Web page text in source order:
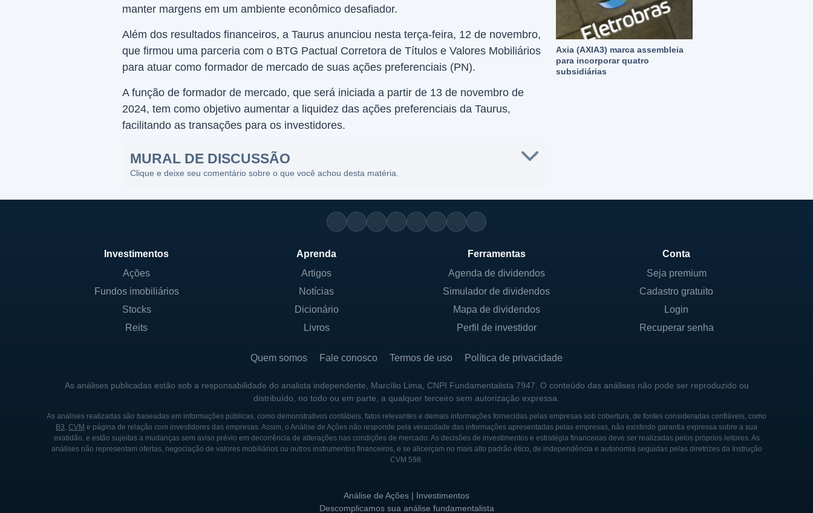
manter margens em um ambiente econômico desafiador.
Além dos resultados financeiros, a Taurus anunciou nesta terça-feira, 12 de novembro,
que firmou uma parceria com o BTG Pactual Corretora de Títulos e Valores Mobiliários
para atuar como formador de mercado de suas ações preferenciais (PN).
A função de formador de mercado, que será iniciada a partir de 13 de novembro de
2024, tem como objetivo aumentar a liquidez das ações preferenciais da Taurus,
facilitando as transações para os investidores.
MURAL DE DISCUSSÃO
Clique e deixe seu comentário sobre o que você achou desta matéria.
Axia (AXIA3) marca assembleia
para incorporar quatro
subsidiárias
Investimentos
Ações
Fundos imobiliários
Stocks
Reits
Aprenda
Artigos
Notícias
Dicionário
Livros
Ferramentas
Agenda de dividendos
Simulador de dividendos
Mapa de dividendos
Perfil de investidor
Conta
Seja premium
Cadastro gratuito
Login
Recuperar senha
Quem somos Fale conosco Termos de uso Política de privacidade
As análises publicadas estão sob a responsabilidade do analista independente, Marcílio Lima, CNPI Fundamentalista 7947. O conteúdo das análises não pode ser reproduzido ou
distribuído, no todo ou em parte, a qualquer terceiro sem autorização expressa.
As análises realizadas são baseadas em informações públicas, como demonstrativos contábeis, fatos relevantes e demais informações fornecidas pelas empresas sob cobertura, de fontes consideradas confiáveis, como
B3, CVM e página de relação com investidores das empresas. Assim, o Análise de Ações não responde pela veracidade das informações apresentadas pelas empresas, não existindo garantia expressa sobre a sua
exatidão, e estão sujeitas a mudanças sem aviso prévio em decorrência de alterações nas condições de mercado. As decisões de investimentos e estratégia financeiras deve ser realizadas pelos próprios leitores. As
análises não representam ofertas, negociação de valores mobiliários ou outros instrumentos financeiros, e se alicerçam no mais alto padrão ético, de independência e autonomia seguidas pelas diretrizes da Instrução
CVM 598.
Análise de Ações | Investimentos
Descomplicamos sua análise fundamentalista